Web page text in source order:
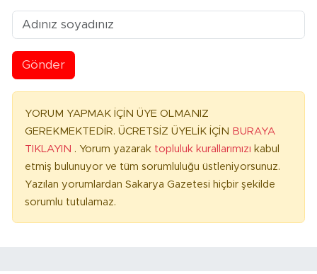
Gönder
YORUM YAPMAK İÇİN ÜYE OLMANIZ
GEREKMEKTEDİR. ÜCRETSİZ ÜYELİK İÇİN BURAYA
TIKLAYIN . Yorum yazarak topluluk kurallarımızı kabul
etmiş bulunuyor ve tüm sorumluluğu üstleniyorsunuz.
Yazılan yorumlardan Sakarya Gazetesi hiçbir şekilde
sorumlu tutulamaz.